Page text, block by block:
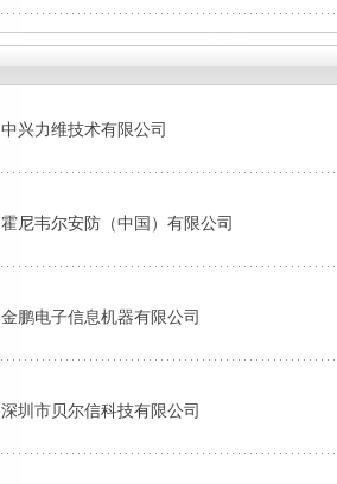
中兴力维技术有限公司
霍尼韦尔安防（中国）有限公司
金鹏电子信息机器有限公司
深圳市贝尔信科技有限公司